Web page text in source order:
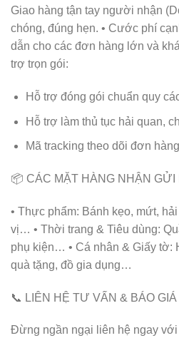
Giao hàng tận tay người nhận
chóng, đúng hẹn. • Cước phí
dẫn cho các đơn hàng lớn và
trợ trọn gói:
Hỗ trợ đóng gói chuẩn quy
Hỗ trợ làm thủ tục hải quan,
Mã tracking theo dõi đơn
📦 CÁC MẶT HÀNG NHẬN GỬI
• Thực phẩm: Bánh kẹo, mứt,
vị… • Thời trang & Tiêu dùng:
phụ kiện… • Cá nhân & Giấy tờ:
quà tặng, đồ gia dụng…
📞 LIÊN HỆ TƯ VẤN & BÁO GIÁ
Đừng ngần ngại liên hệ ngay